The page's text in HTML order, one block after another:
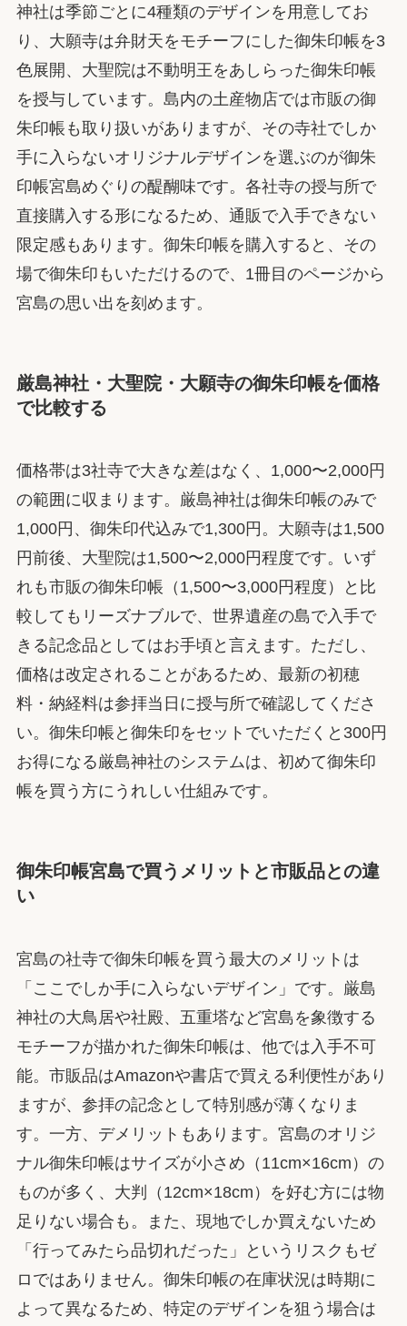
神社は季節ごとに4種類のデザインを用意してお
り、大願寺は弁財天をモチーフにした御朱印帳を3
色展開、大聖院は不動明王をあしらった御朱印帳
を授与しています。島内の土産物店では市販の御
朱印帳も取り扱いがありますが、その寺社でしか
手に入らないオリジナルデザインを選ぶのが御朱
印帳宮島めぐりの醍醐味です。各社寺の授与所で
直接購入する形になるため、通販で入手できない
限定感もあります。御朱印帳を購入すると、その
場で御朱印もいただけるので、1冊目のページから
宮島の思い出を刻めます。
厳島神社・大聖院・大願寺の御朱印帳を価格
で比較する
価格帯は3社寺で大きな差はなく、1,000〜2,000円
の範囲に収まります。厳島神社は御朱印帳のみで
1,000円、御朱印代込みで1,300円。大願寺は1,500
円前後、大聖院は1,500〜2,000円程度です。いず
れも市販の御朱印帳（1,500〜3,000円程度）と比
較してもリーズナブルで、世界遺産の島で入手で
きる記念品としてはお手頃と言えます。ただし、
価格は改定されることがあるため、最新の初穂
料・納経料は参拝当日に授与所で確認してくださ
い。御朱印帳と御朱印をセットでいただくと300円
お得になる厳島神社のシステムは、初めて御朱印
帳を買う方にうれしい仕組みです。
御朱印帳宮島で買うメリットと市販品との違
い
宮島の社寺で御朱印帳を買う最大のメリットは
「ここでしか手に入らないデザイン」です。厳島
神社の大鳥居や社殿、五重塔など宮島を象徴する
モチーフが描かれた御朱印帳は、他では入手不可
能。市販品はAmazonや書店で買える利便性があり
ますが、参拝の記念として特別感が薄くなりま
す。一方、デメリットもあります。宮島のオリジ
ナル御朱印帳はサイズが小さめ（11cm×16cm）の
ものが多く、大判（12cm×18cm）を好む方には物
足りない場合も。また、現地でしか買えないため
「行ってみたら品切れだった」というリスクもゼ
ロではありません。御朱印帳の在庫状況は時期に
よって異なるため、特定のデザインを狙う場合は